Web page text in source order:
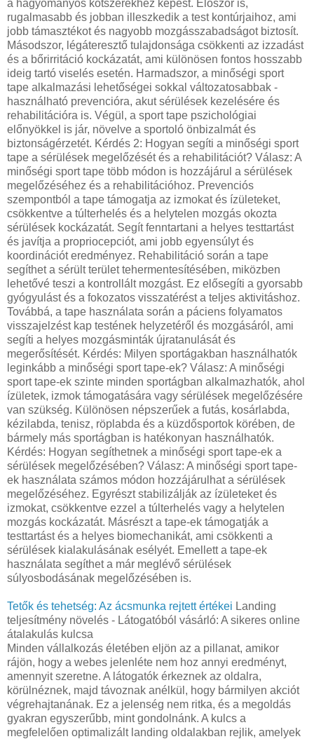
Tetők és tehetség: Az ácsmunka rejtett értékei Landing
teljesítmény növelés - Látogatóból vásárló: A sikeres online
átalakulás kulcsa
Minden vállalkozás életében eljön az a pillanat, amikor
rájön, hogy a webes jelenléte nem hoz annyi eredményt,
amennyit szeretne. A látogatók érkeznek az oldalra,
körülnéznek, majd távoznak anélkül, hogy bármilyen akciót
végrehajtanának. Ez a jelenség nem ritka, és a megoldás
gyakran egyszerűbb, mint gondolnánk. A kulcs a
megfelelően optimalizált landing oldalakban rejlik, amelyek